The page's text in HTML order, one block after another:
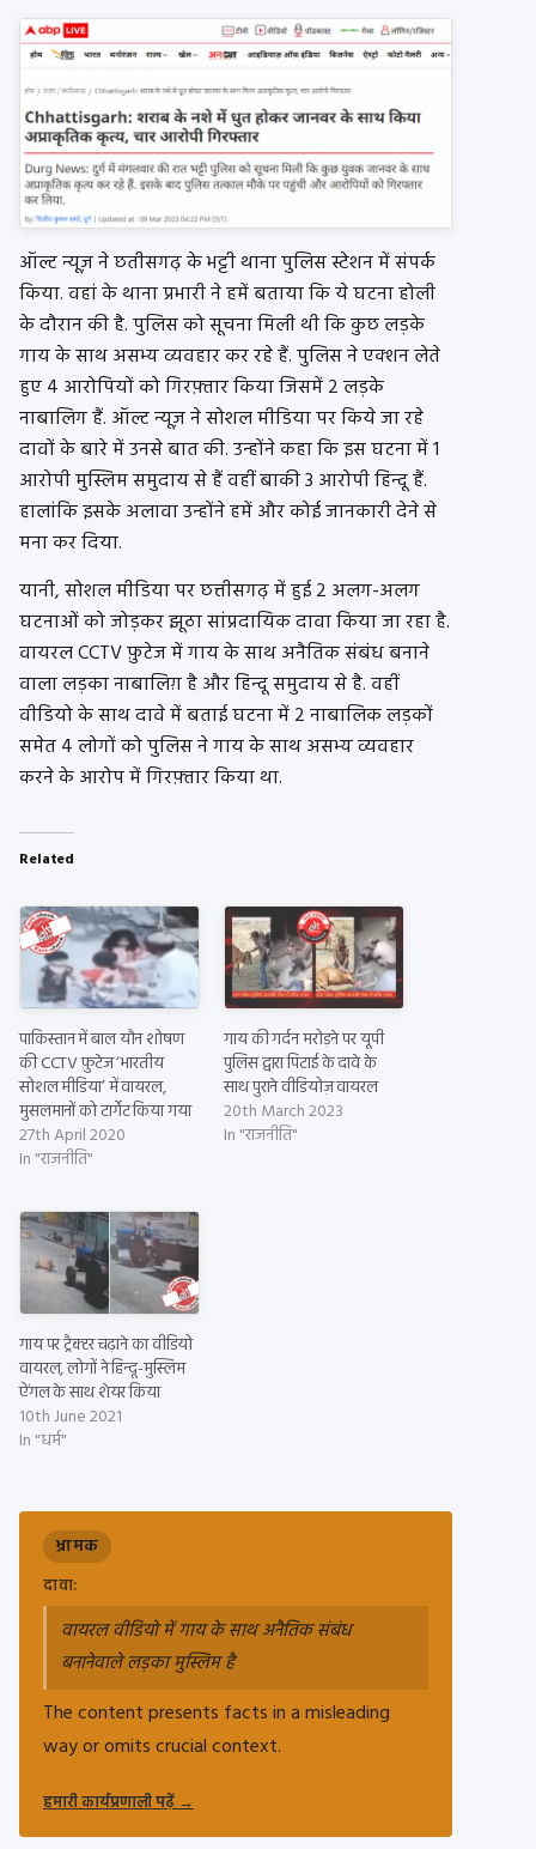
ऑल्ट न्यूज़ ने छतीसगढ़ के भट्टी थाना पुलिस स्टेशन में संपर्क
किया. वहां के थाना प्रभारी ने हमें बताया कि ये घटना होली
के दौरान की है. पुलिस को सूचना मिली थी कि कुछ लड़के
गाय के साथ असभ्य व्यवहार कर रहे हैं. पुलिस ने एक्शन लेते
हुए 4 आरोपियों को गिरफ़्तार किया जिसमें 2 लड़के
नाबालिग हैं. ऑल्ट न्यूज़ ने सोशल मीडिया पर किये जा रहे
दावों के बारे में उनसे बात की. उन्होंने कहा कि इस घटना में 1
आरोपी मुस्लिम समुदाय से हैं वहीं बाकी 3 आरोपी हिन्दू हैं.
हालांकि इसके अलावा उन्होंने हमें और कोई जानकारी देने से
मना कर दिया.
यानी, सोशल मीडिया पर छत्तीसगढ़ में हुई 2 अलग-अलग
घटनाओं को जोड़कर झूठा सांप्रदायिक दावा किया जा रहा है.
वायरल CCTV फ़ुटेज में गाय के साथ अनैतिक संबंध बनाने
वाला लड़का नाबालिग़ है और हिन्दू समुदाय से है. वहीं
वीडियो के साथ दावे में बताई घटना में 2 नाबालिक लड़कों
समेत 4 लोगों को पुलिस ने गाय के साथ असभ्य व्यवहार
करने के आरोप में गिरफ़्तार किया था.
Related
पाकिस्तान में बाल यौन शोषण
की CCTV फ़ुटेज ‘भारतीय
सोशल मीडिया’ में वायरल,
मुसलमानों को टार्गेट किया गया
27th April 2020
In "राजनीति"
गाय की गर्दन मरोड़ने पर यूपी
पुलिस द्वारा पिटाई के दावे के
साथ पुराने वीडियोज़ वायरल
20th March 2023
In "राजनीति"
गाय पर ट्रैक्टर चढ़ाने का वीडियो
वायरल, लोगों ने हिन्दू-मुस्लिम
ऐंगल के साथ शेयर किया
10th June 2021
In "धर्म"
भ्रामक
दावा:
वायरल वीडियो में गाय के साथ अनैतिक संबंध
बनानेवाले लड़का मुस्लिम है
The content presents facts in a misleading
way or omits crucial context.
हमारी कार्यप्रणाली पढ़ें→